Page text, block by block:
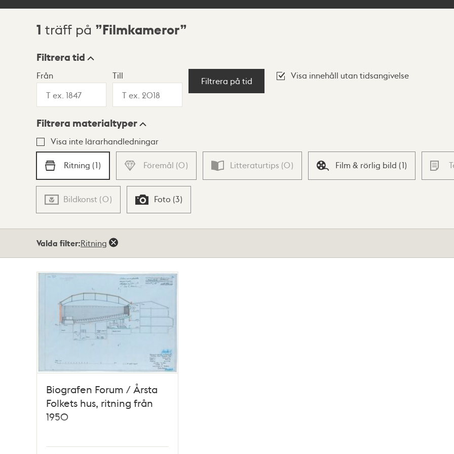
Sökresultat
1 träff på Filmkameror
Visningsläge
Lista Karta
Filtrera tid
Från Till
Filtrera på tid
Visa innehåll utan tidsangivelse
Filtrera materialtyper
Visa inte lärarhandledningar
Ritning (1) Föremål (0) Litteraturtips (0) Film & rörlig bild (1)
Bildkonst (0) Foto (3)
Valda filter:Ritning
Biografen Forum / Årsta
Folkets hus, ritning från
1950